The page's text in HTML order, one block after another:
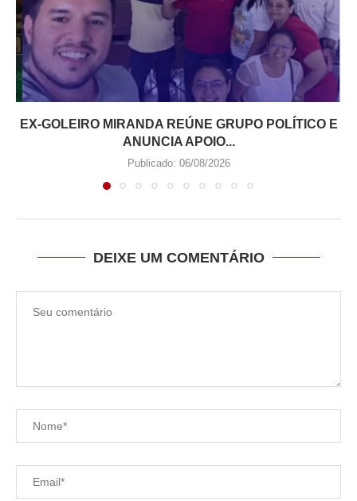
EX-GOLEIRO MIRANDA REÚNE GRUPO POLÍTICO E
ANUNCIA APOIO...
Publicado: 06/08/2026
DEIXE UM COMENTÁRIO